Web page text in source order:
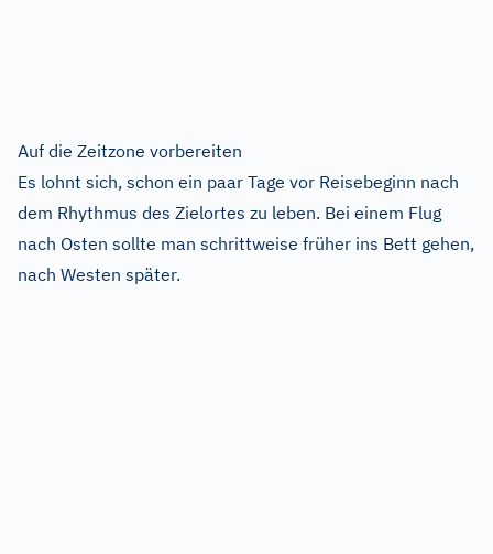
Auf die Zeitzone vorbereiten
Es lohnt sich, schon ein paar Tage vor Reisebeginn nach
dem Rhythmus des Zielortes zu leben. Bei einem Flug
nach Osten sollte man schrittweise früher ins Bett gehen,
nach Westen später.